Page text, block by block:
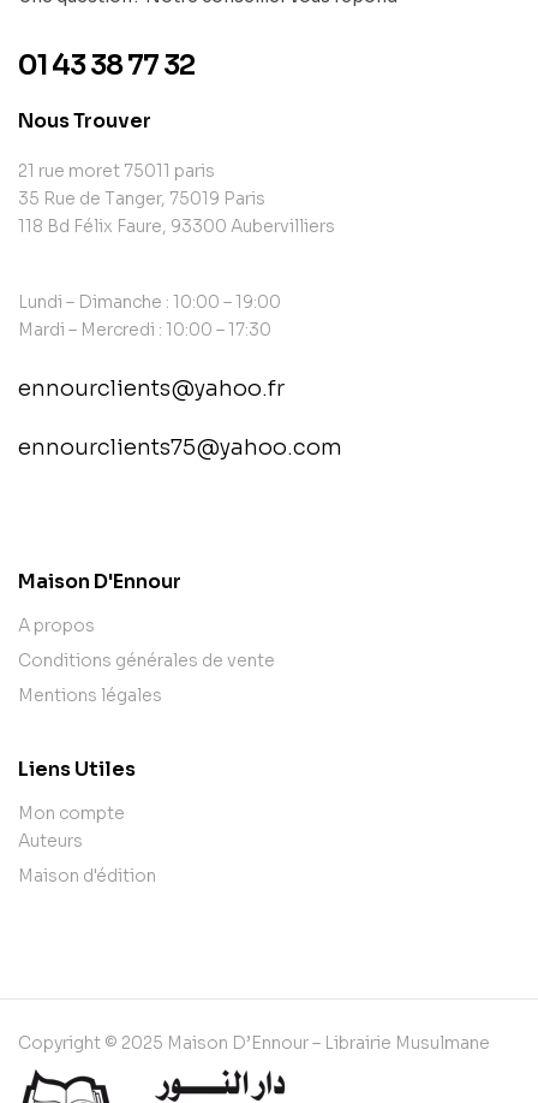
01 43 38 77 32
Nous Trouver
21 rue moret 75011 paris
35 Rue de Tanger, 75019 Paris
118 Bd Félix Faure, 93300 Aubervilliers
Lundi – Dimanche : 10:00 – 19:00
Mardi – Mercredi : 10:00 – 17:30
ennourclients@yahoo.fr
ennourclients75@yahoo.com
Maison D'Ennour
A propos
Conditions générales de vente
Mentions légales
Liens Utiles
Mon compte
Auteurs
Maison d'édition
Copyright © 2025 Maison D’Ennour – Librairie Musulmane